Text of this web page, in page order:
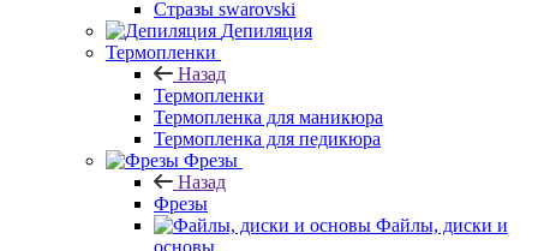
Cтразы swarovski
Депиляция
Термопленки
Назад
Термопленки
Термопленка для маникюра
Термопленка для педикюра
Фрезы
Назад
Фрезы
Файлы, диски и
основы